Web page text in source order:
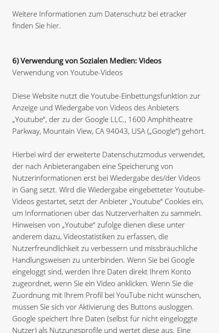
Weitere Informationen zum Datenschutz bei etracker
finden Sie hier.
6) Verwendung von Sozialen Medien: Videos
Verwendung von Youtube-Videos
Diese Website nutzt die Youtube-Einbettungsfunktion zur
Anzeige und Wiedergabe von Videos des Anbieters
„Youtube“, der zu der Google LLC., 1600 Amphitheatre
Parkway, Mountain View, CA 94043, USA („Google“) gehört.
Hierbei wird der erweiterte Datenschutzmodus verwendet,
der nach Anbieterangaben eine Speicherung von
Nutzerinformationen erst bei Wiedergabe des/der Videos
in Gang setzt. Wird die Wiedergabe eingebetteter Youtube-
Videos gestartet, setzt der Anbieter „Youtube“ Cookies ein,
um Informationen über das Nutzerverhalten zu sammeln.
Hinweisen von „Youtube“ zufolge dienen diese unter
anderem dazu, Videostatistiken zu erfassen, die
Nutzerfreundlichkeit zu verbessern und missbräuchliche
Handlungsweisen zu unterbinden. Wenn Sie bei Google
eingeloggt sind, werden Ihre Daten direkt Ihrem Konto
zugeordnet, wenn Sie ein Video anklicken. Wenn Sie die
Zuordnung mit Ihrem Profil bei YouTube nicht wünschen,
müssen Sie sich vor Aktivierung des Buttons ausloggen.
Google speichert Ihre Daten (selbst für nicht eingeloggte
Nutzer) als Nutzungsprofile und wertet diese aus. Eine